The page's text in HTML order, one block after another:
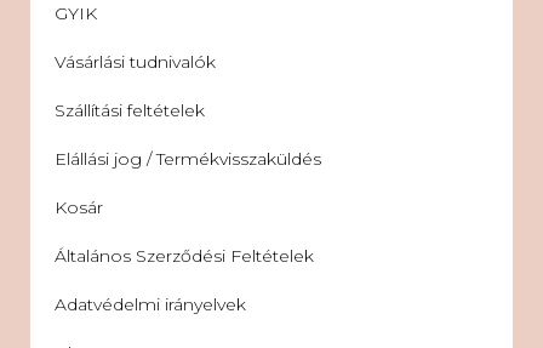
GYIK
Vásárlási tudnivalók
Szállítási feltételek
Elállási jog / Termékvisszaküldés
Kosár
Általános Szerződési Feltételek
Adatvédelmi irányelvek